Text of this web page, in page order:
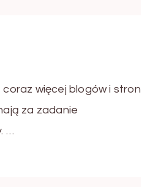
więcej blogów i stron
za zadanie
…